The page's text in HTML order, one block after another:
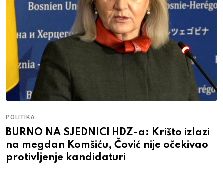
POLITIKA
BURNO NA SJEDNICI HDZ-a: Krišto izlazi
na megdan Komšiću, Čović nije očekivao
protivljenje kandidaturi